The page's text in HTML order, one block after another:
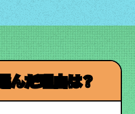
んだ理由は？